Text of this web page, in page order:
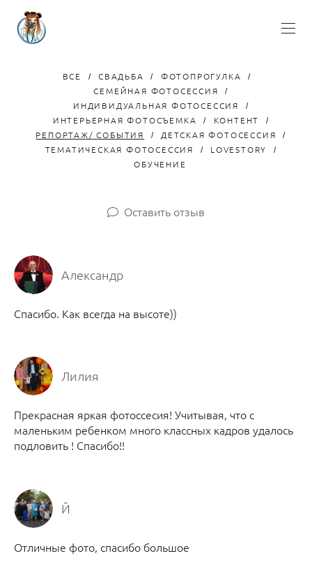
ВСЕ СВАДЬБА
ФОТОПРОГУЛКА
СЕМЕЙНАЯ ФОТОСЕССИЯ
ИНДИВИДУАЛЬНАЯ ФОТОСЕССИЯ
ИНТЕРЬЕРНАЯ ФОТОСЪЕМКА
КОНТЕНТ
РЕПОРТАЖ/ СОБЫТИЯ
ДЕТСКАЯ ФОТОСЕССИЯ
ТЕМАТИЧЕСКАЯ ФОТОСЕССИЯ
LOVESTORY
ОБУЧЕНИЕ
Оставить отзыв
Александр
Спасибо. Как всегда на высоте))
Лилия
Прекрасная яркая фотоссесия! Учитывая, что с
маленьким ребенком много классных кадров удалось
подловить ! Спасибо!!
Й
Отличные фото, спасибо большое